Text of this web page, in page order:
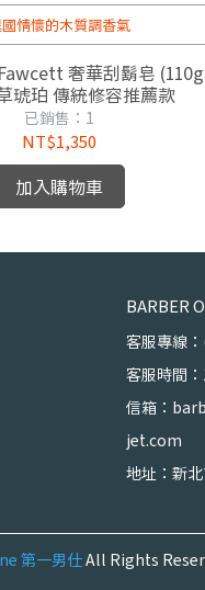
情懷的木質調香氣
奢華刮鬍皂
琥珀 傳統修容推薦款
已銷售：1
NT$1,350
加入購物車
BARBER
客服專線
客服時間
信箱：
jet.com
地址：新
第一男仕All Rights